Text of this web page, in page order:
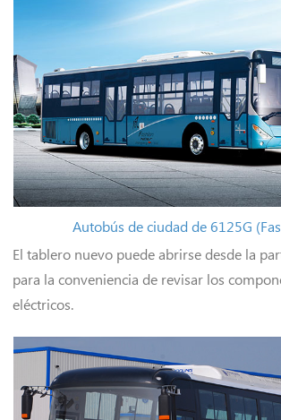
Autobús de ciudad de 6125G
El tablero nuevo puede abrirse desde la
para la conveniencia de revisar los
eléctricos.